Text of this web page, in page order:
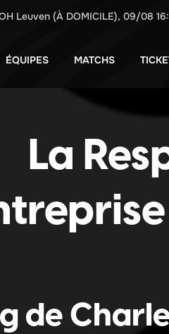
Leuven (À DOMICILE), 09/08
ÉQUIPES MATCHS
La
de